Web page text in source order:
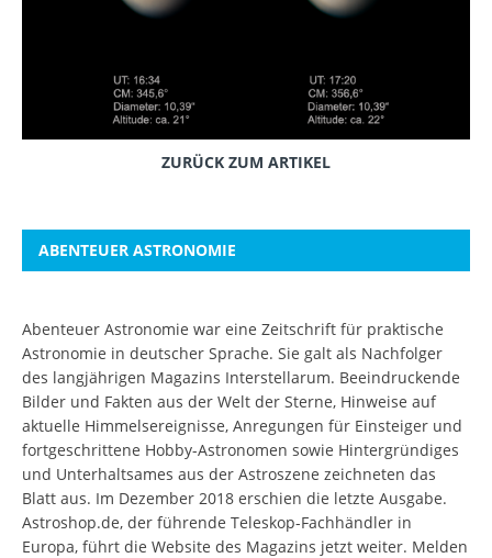
ZURÜCK ZUM ARTIKEL
ABENTEUER ASTRONOMIE
Abenteuer Astronomie war eine Zeitschrift für praktische
Astronomie in deutscher Sprache. Sie galt als Nachfolger
des langjährigen Magazins Interstellarum. Beeindruckende
Bilder und Fakten aus der Welt der Sterne, Hinweise auf
aktuelle Himmelsereignisse, Anregungen für Einsteiger und
fortgeschrittene Hobby-Astronomen sowie Hintergründiges
und Unterhaltsames aus der Astroszene zeichneten das
Blatt aus. Im Dezember 2018 erschien die letzte Ausgabe.
Astroshop.de, der führende Teleskop-Fachhändler in
Europa, führt die Website des Magazins jetzt weiter. Melden